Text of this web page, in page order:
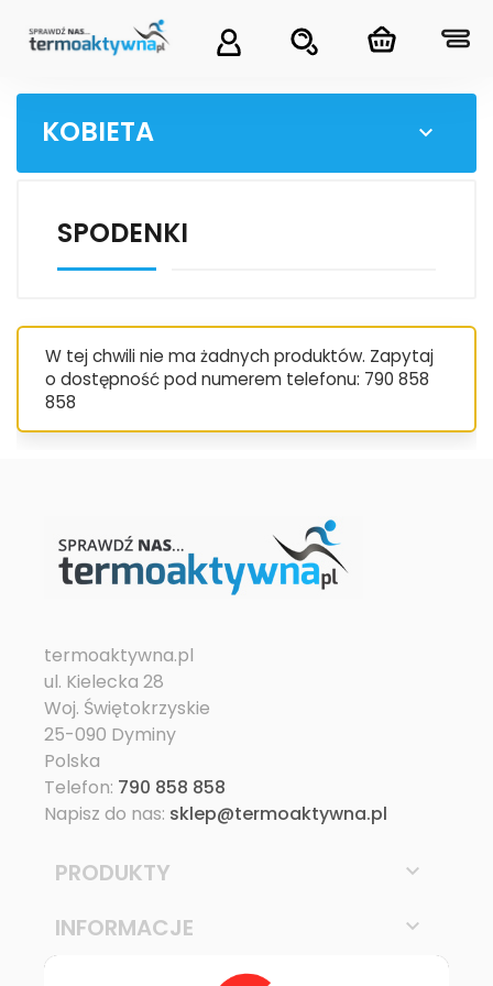
KOBIETA 
SPODENKI
W tej chwili nie ma żadnych produktów. Zapytaj
o dostępność pod numerem telefonu: 790 858
858
termoaktywna.pl
ul. Kielecka 28
Woj. Świętokrzyskie
25-090 Dyminy
Polska
Telefon: 790 858 858
Napisz do nas: sklep@termoaktywna.pl
PRODUKTY 
INFORMACJE 